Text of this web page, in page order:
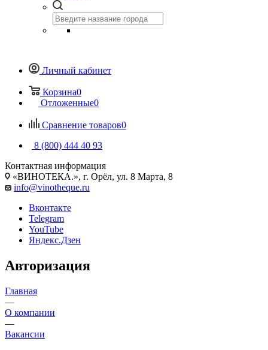
Личный кабинет
Корзина0
Отложенные0
Сравнение товаров0
8 (800) 444 40 93
Контактная информация
«ВИНОТЕКА.», г. Орёл, ул. 8 Марта, 8
info@vinotheque.ru
Вконтакте
Telegram
YouTube
Яндекс.Дзен
Авторизация
Главная
—
О компании
—
Вакансии